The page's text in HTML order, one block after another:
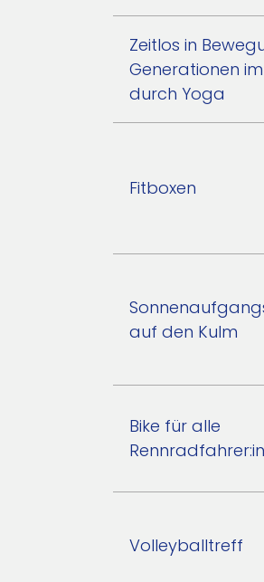
Zeitlos in
Generationen
durch Yoga
Fitboxen
auf den Kulm
Bike für alle
Volleyballtreff